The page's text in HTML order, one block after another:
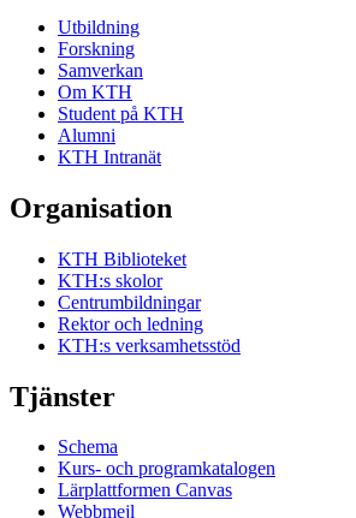
Utbildning
Forskning
Samverkan
Om KTH
Student på KTH
Alumni
KTH Intranät
Organisation
KTH Biblioteket
KTH:s skolor
Centrumbildningar
Rektor och ledning
KTH:s verksamhetsstöd
Tjänster
Schema
Kurs- och programkatalogen
Lärplattformen Canvas
Webbmejl